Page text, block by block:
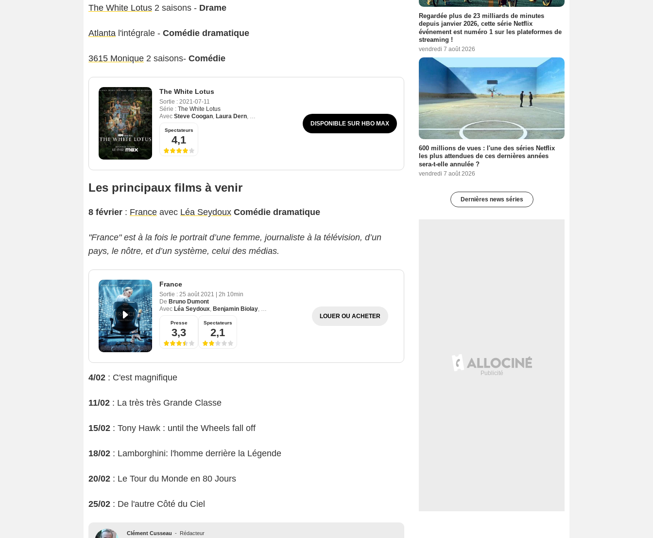
The White Lotus 2 saisons - Drame
Atlanta l'intégrale - Comédie dramatique
3615 Monique 2 saisons- Comédie
The White Lotus
Sortie : 2021-07-11
Série : The White Lotus
Avec Steve Coogan, Laura Dern, Vincent Cassel
Spectateurs
4,1
DISPONIBLE SUR HBO MAX
Les principaux films à venir
8 février : France avec Léa Seydoux Comédie dramatique
"France" est à la fois le portrait d’une femme, journaliste à la télévision, d’un
pays, le nôtre, et d’un système, celui des médias.
France
Sortie : 25 août 2021
2h 10min
De Bruno Dumont
Avec Léa Seydoux, Benjamin Biolay, Juliane Köhler
Presse
3,3
Spectateurs
2,1
LOUER OU ACHETER
4/02 : C'est magnifique
11/02 : La très très Grande Classe
15/02 : Tony Hawk : until the Wheels fall off
18/02 : Lamborghini: l'homme derrière la Légende
20/02 : Le Tour du Monde en 80 Jours
25/02 : De l'autre Côté du Ciel
Clément Cusseau - Rédacteur
Regardée plus de 23 milliards de minutes
depuis janvier 2026, cette série Netflix
événement est numéro 1 sur les plateformes de
streaming !
vendredi 7 août 2026
600 millions de vues : l'une des séries Netflix
les plus attendues de ces dernières années
sera-t-elle annulée ?
vendredi 7 août 2026
Dernières news séries